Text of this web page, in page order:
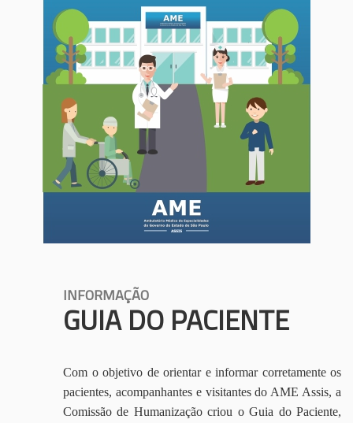
INFORMAÇÃO
GUIA DO PACIENTE
Com o objetivo de orientar e informar corretamente os
pacientes, acompanhantes e visitantes do AME Assis, a
Comissão de Humanização criou o Guia do Paciente,